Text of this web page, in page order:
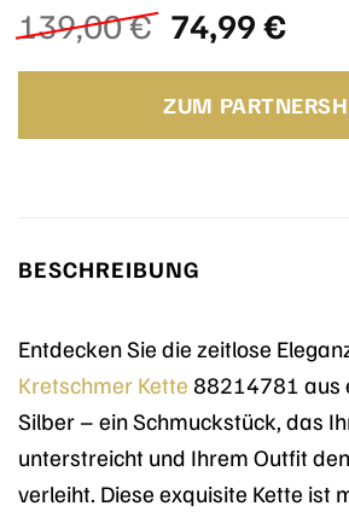
139,00€
Preis
war:
139,00 €
74,99€
ist:
ZUM
BESCHREIBUNG
Entdecken Sie die zeitlose
Kretschmer Kette 88214781 aus
Silber – ein Schmuckstück, das
unterstreicht und Ihrem Outfit
verleiht. Diese exquisite Kette ist